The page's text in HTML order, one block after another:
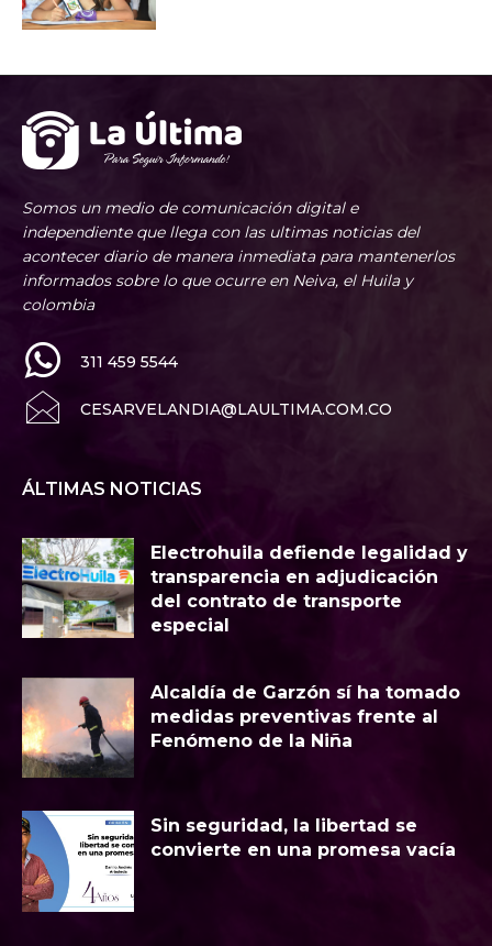
Somos un medio de comunicación digital e
independiente que llega con las ultimas noticias del
acontecer diario de manera inmediata para mantenerlos
informados sobre lo que ocurre en Neiva, el Huila y
colombia
311 459 5544
CESARVELANDIA@LAULTIMA.COM.CO
ÁLTIMAS NOTICIAS
Electrohuila defiende legalidad y
transparencia en adjudicación
del contrato de transporte
especial
Alcaldía de Garzón sí ha tomado
medidas preventivas frente al
Fenómeno de la Niña
Sin seguridad, la libertad se
convierte en una promesa vacía